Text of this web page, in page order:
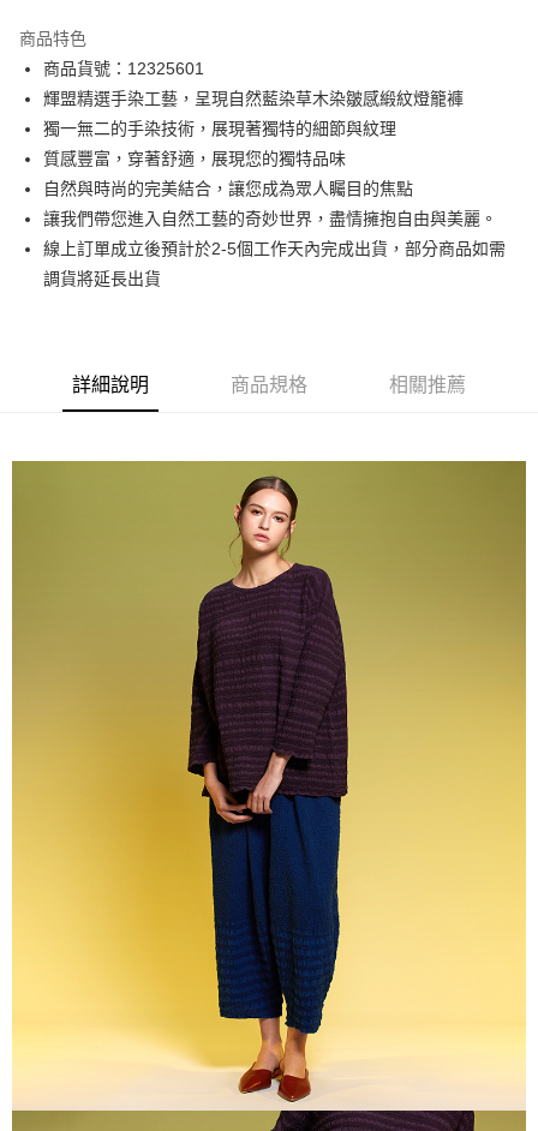
合作金庫商業銀行
華南商業銀行
上海商業儲蓄銀行
台北富邦商業銀行
國泰世華商業銀行
兆豐國際商業銀行
臺灣中小企業銀行
台中商業銀行
匯豐（台灣）商業銀行
華泰商業銀行
聯邦商業銀行
遠東國際商業銀行
元大商業銀行
永豐商業銀行
玉山商業銀行
星展（台灣）商業銀行
台新國際商業銀行
6 期 0 利率 每期
華南商業銀行
彰化商業銀行
上海商業儲蓄銀行
台北富邦商業銀行
國泰世華商業銀行
兆豐國際商業銀行
臺灣中小企業銀行
台中商業銀行
匯豐（台灣）商業銀行
華泰商業銀行
聯邦商業銀行
遠東國際商業銀行
元大商業銀行
永豐商業銀行
玉山商業銀行
12 期 0 利率 每期
合作金庫商業銀行
第一商業銀行
上海商業儲蓄銀行
台北富邦商業銀行
國泰世華商業銀行
兆豐國際商業銀行
臺灣中小企業銀行
台中商業銀行
匯豐（台灣）商業銀行
華泰商業銀行
聯邦商業銀行
台灣樂天信用卡公司
超商取貨付款
LINE Pay
Apple Pay
街口支付
全盈+PAY
AFTEE先享後付是「在收到商品之後才付款」的支付方式。 讓您購物簡單
１．簡單：不需註冊會員、不需綁卡、不需儲值。
２．便利：只要手機號碼，簡訊認證，即可結帳。
３．安心：先確認商品／服務後，再付款。
【「AFTEE先享後付」結帳流程】
１．於結帳方式選擇「AFTEE先享後付」後，將跳轉至「AFTEE先享後付」
結帳頁面，進行簡訊認證並確認金額後，即可完成結帳。
２．訂單成立數日內，您將收到繳費通知簡訊。
３．收到繳費通知簡訊後14天內，點擊此簡訊中的連結，可透過四大超商／
ATM／網路銀行／等多元方式進行付款，方視為交易完成。
※ 請注意：結帳手續完成當下不需立刻繳費，但若您需要取消訂單，請聯絡
購買商品的店家。未經商家同意取消之訂單仍視為有效，需透過AFTEE先享
※ 交易是否成功請以「AFTEE先享後付 」之結帳頁面顯示為準，若有關於
是否繳費成功／繳費後需取消欲退款等相關疑問，請聯繫「AFTEE先享後付
https://netprotections.freshdesk.com/support/home
１．透過由恩沛科技股份有限公司提供之「AFTEE先享後付」服務完成之交
易，需依本服務之必要範圍內提供個人資料，並將交易相關給付款項請求債
權轉讓予恩沛科技股份有限公司。
２．關於個人資料處理事宜，請瀏覽以下網址：
https://aftee.tw/terms/#terms3
３．未成年的使用者請事先徵得法定代理人或監護人之同意方可使用
「AFTEE先享後付」，若未經同意申辦者引起之損失，本公司不負相關責
４．使用「AFTEE先享後付」時，將依據個別帳號之用戶狀況，依本公司即
每筆NT$100，滿NT$2,000(含以上)免運費
每筆NT$100，滿NT$2,000(含以上)免運費
每筆NT$100，滿NT$2,000(含以上)免運費
每筆NT$100，滿NT$2,000(含以上)免運費
每筆NT$100，滿NT$2,000(含以上)免運費
付款後門市自取
貨到付款
商品特色
商品貨號：12325601
輝盟精選手染工藝，呈現自然藍染草木染皺感緞紋燈籠褲
獨一無二的手染技術，展現著獨特的細節與紋理
質感豐富，穿著舒適，展現您的獨特品味
自然與時尚的完美結合，讓您成為眾人矚目的焦點
讓我們帶您進入自然工藝的奇妙世界，盡情擁抱自由與美麗。
線上訂單成立後預計於2-5個工作天內完成出貨，部分商品如需
調貨將延長出貨
詳細說明 商品規格 相關推薦